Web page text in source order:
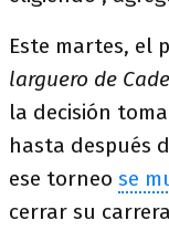
Este martes, el
larguero de
la decisión
hasta después
ese torneo se
cerrar su